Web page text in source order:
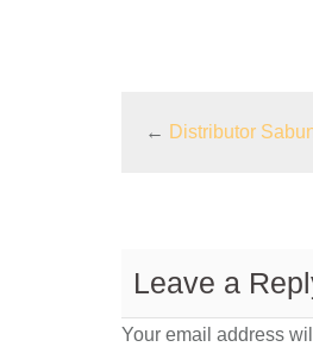
← Distributor
Leave a
Your email address